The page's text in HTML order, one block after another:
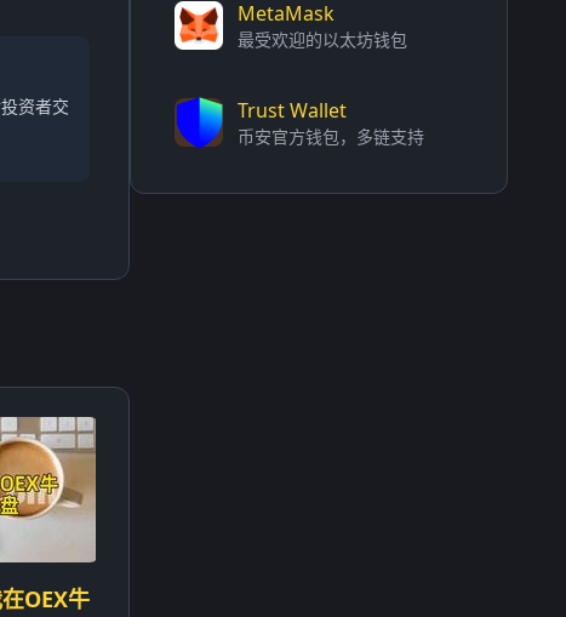
资者交
OEX牛
MetaMask
最受欢迎的以太坊钱包
Trust Wallet
币安官方钱包，多链支持